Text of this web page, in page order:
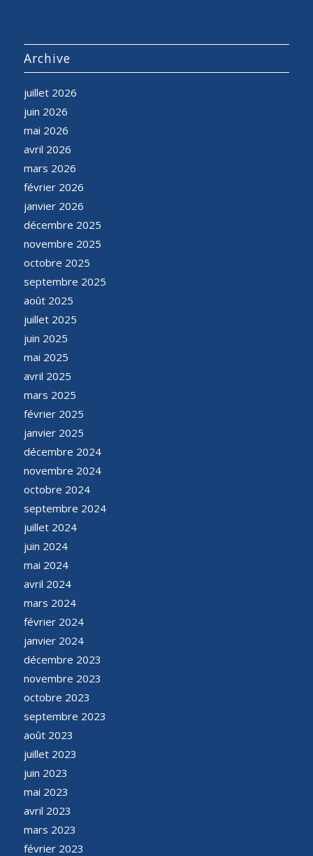
Archive
juillet 2026
juin 2026
mai 2026
avril 2026
mars 2026
février 2026
janvier 2026
décembre 2025
novembre 2025
octobre 2025
septembre 2025
août 2025
juillet 2025
juin 2025
mai 2025
avril 2025
mars 2025
février 2025
janvier 2025
décembre 2024
novembre 2024
octobre 2024
septembre 2024
juillet 2024
juin 2024
mai 2024
avril 2024
mars 2024
février 2024
janvier 2024
décembre 2023
novembre 2023
octobre 2023
septembre 2023
août 2023
juillet 2023
juin 2023
mai 2023
avril 2023
mars 2023
février 2023